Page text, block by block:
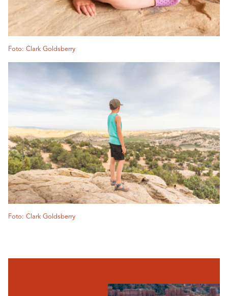
Foto: Clark Goldsberry
Foto: Clark Goldsberry